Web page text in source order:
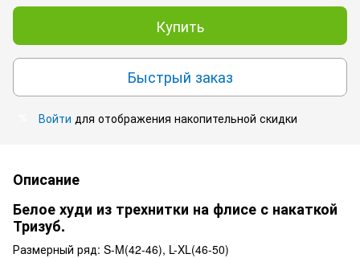
Купить
Быстрый заказ
Войти для отображения накопительной скидки
Описание
Белое худи из трехнитки на флисе с накаткой
Тризуб.
Размерный ряд: S-M(42-46), L-XL(46-50)